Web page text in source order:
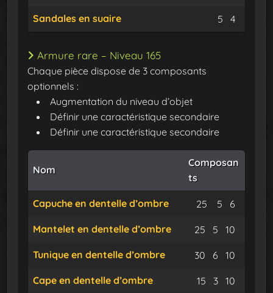
Sandales en suaire 5 Suaire
4
Armure rare – Niveau 165
Chaque pièce dispose de 3 composants
optionnels :
Augmentation du niveau d’objet
Définir une caractéristique secondaire
Définir une caractéristique secondaire
Nom
Composan
ts
Capuche en dentelle d’ombre 25 Suaire
5 Soie
6
Mantelet en dentelle d’ombre 25 Suaire
5 Soie
10
Tunique en dentelle d’ombre 30 Suaire
6 Soie
10
Cape en dentelle d’ombre 15 Suaire
3 Soie
10